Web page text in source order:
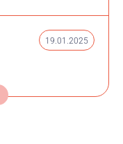
19.01.2025